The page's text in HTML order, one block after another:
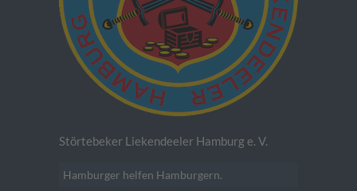
Störtebeker Liekendeeler Hamburg e. V.
Hamburger helfen Hamburgern.